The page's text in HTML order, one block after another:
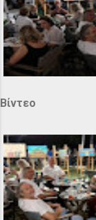
Βίντεο